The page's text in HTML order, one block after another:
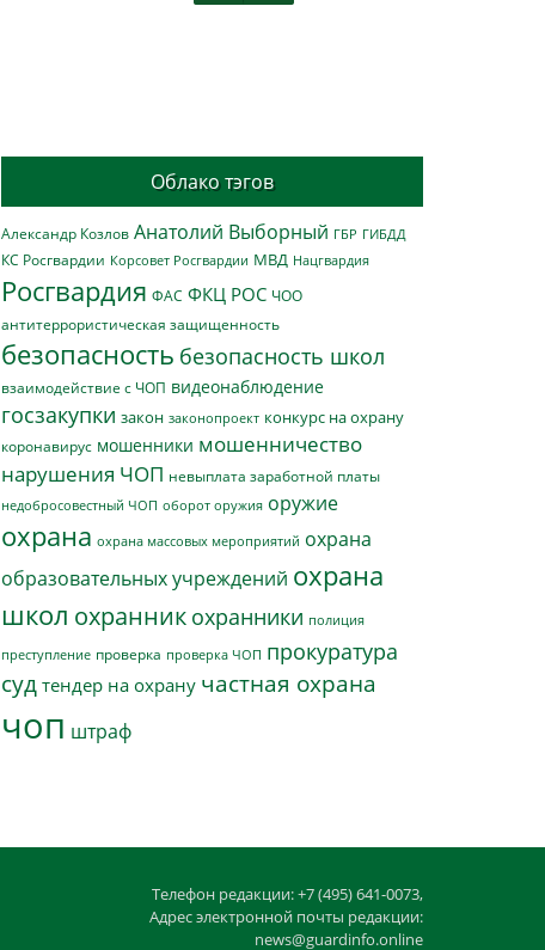
Облако тэгов
Александр Козлов Анатолий Выборный ГБР ГИБДД
КС Росгвардии Корсовет Росгвардии МВД Нацгвардия
Росгвардия ФАС ФКЦ РОС ЧОО
антитеррористическая защищенность
безопасность безопасность школ
взаимодействие с ЧОП видеонаблюдение
госзакупки закон законопроект конкурс на охрану
коронавирус мошенники мошенничество
нарушения ЧОП невыплата заработной платы
недобросовестный ЧОП оборот оружия оружие
охрана охрана массовых мероприятий охрана
образовательных учреждений охрана
школ охранник охранники полиция
преступление проверка проверка ЧОП прокуратура
суд тендер на охрану частная охрана
чоп штраф
Телефон редакции: +7 (495) 641-0073,
Адрес электронной почты редакции:
news@guardinfo.online